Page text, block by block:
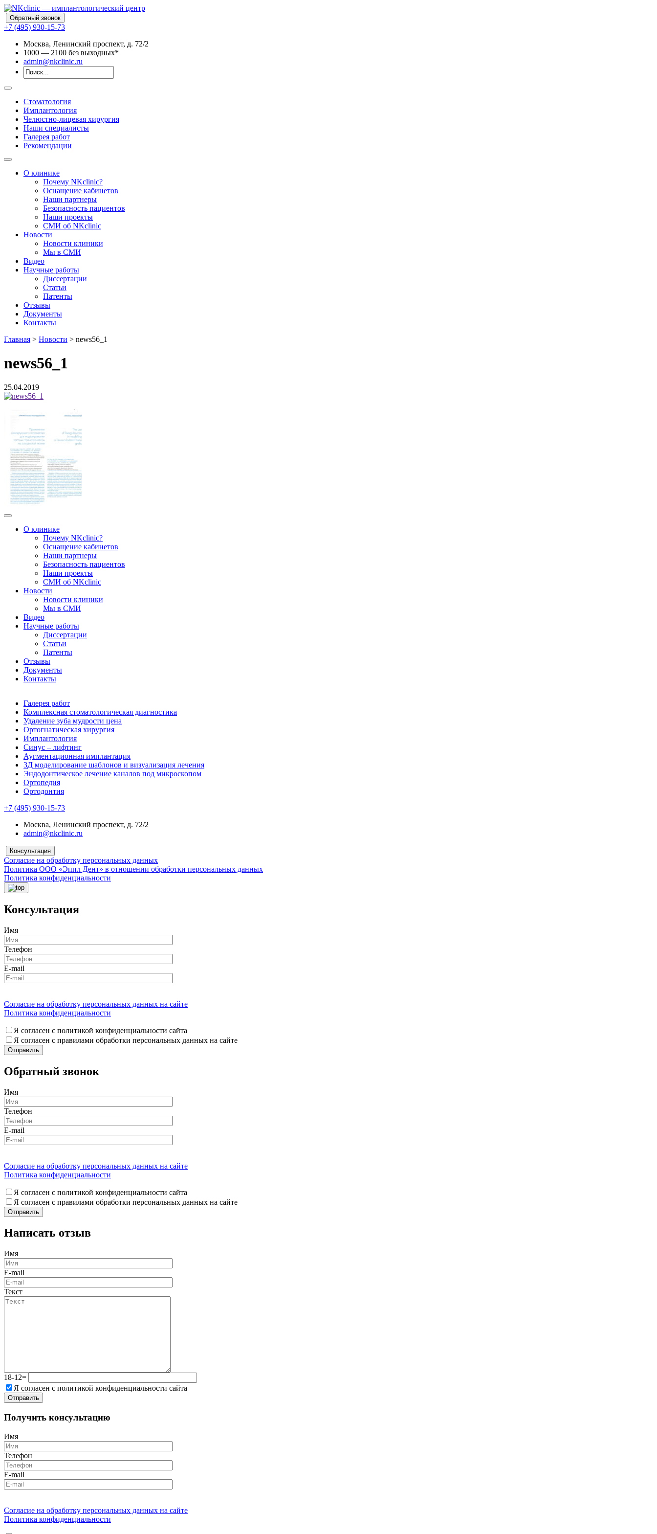
Обратный звонок
+7 (495) 930-15-73
Москва, Ленинский проспект, д. 72/2
1000 — 2100 без выходных*
admin@nkclinic.ru
Стоматология
Имплантология
Челюстно-лицевая хирургия
Наши специалисты
Галерея работ
Рекомендации
О клинике
Почему NKclinic?
Оснащение кабинетов
Наши партнеры
Безопасность пациентов
Наши проекты
СМИ об NKclinic
Новости
Новости клиники
Мы в СМИ
Видео
Научные работы
Диссертации
Статьи
Патенты
Отзывы
Документы
Контакты
Главная > Новости > news56_1
news56_1
25.04.2019
О клинике
Почему NKclinic?
Оснащение кабинетов
Наши партнеры
Безопасность пациентов
Наши проекты
СМИ об NKclinic
Новости
Новости клиники
Мы в СМИ
Видео
Научные работы
Диссертации
Статьи
Патенты
Отзывы
Документы
Контакты
Галерея работ
Комплексная стоматологическая диагностика
Удаление зуба мудрости цена
Ортогнатическая хирургия
Имплантология
Синус – лифтинг
Аугментационная имплантация
3Д моделирование шаблонов и визуализация лечения
Эндодонтическое лечение каналов под микроскопом
Ортопедия
Ортодонтия
+7 (495) 930-15-73
Москва, Ленинский проспект, д. 72/2
admin@nkclinic.ru
Консультация
Согласие на обработку персональных данных
Политика ООО «Эппл Дент» в отношении обработки персональных данных
Политика конфиденциальности
Консультация
Имя
Телефон
E-mail
Согласие на обработку персональных данных на сайте
Политика конфиденциальности
Я согласен с политикой конфиденциальности сайта
Я согласен с правилами обработки персональных данных на сайте
Обратный звонок
Имя
Телефон
E-mail
Согласие на обработку персональных данных на сайте
Политика конфиденциальности
Я согласен с политикой конфиденциальности сайта
Я согласен с правилами обработки персональных данных на сайте
Написать отзыв
Имя
E-mail
Текст
18-12=
Я согласен с политикой конфиденциальности сайта
Получить консультацию
Имя
Телефон
E-mail
Согласие на обработку персональных данных на сайте
Политика конфиденциальности